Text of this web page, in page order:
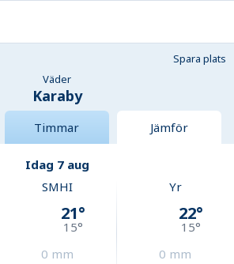
Spara plats
Väder
Karaby
Timmar Jämför
Idag 7 aug
SMHI
21°
15°
0 mm
Yr
22°
15°
0 mm